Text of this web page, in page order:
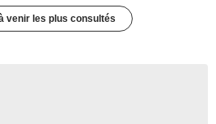
venir les plus consultés